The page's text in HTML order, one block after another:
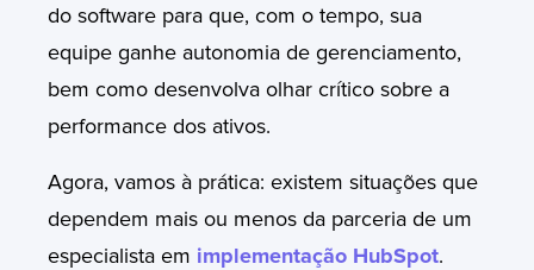
do software para que, com o tempo, sua
equipe ganhe autonomia de gerenciamento,
bem como desenvolva olhar crítico sobre a
performance dos ativos.
Agora, vamos à prática: existem situações que
dependem mais ou menos da parceria de um
especialista em implementação HubSpot.